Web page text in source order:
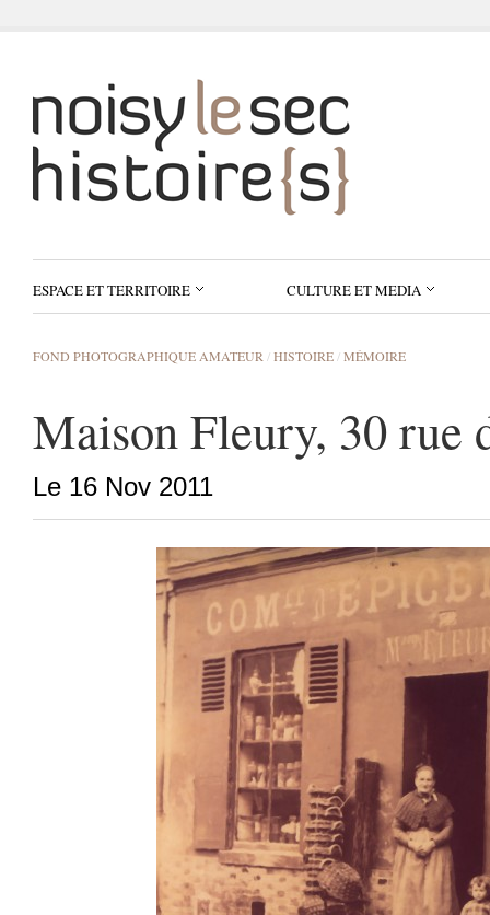
ESPACE ET TERRITOIRE CULTURE ET MEDIA
FOND PHOTOGRAPHIQUE AMATEUR /HISTOIRE /MÉMOIRE
Maison Fleury, 30 rue
Le 16 Nov 2011